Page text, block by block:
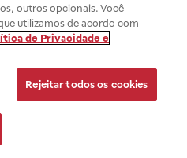
outros opcionais. Você
utilizamos de acordo com
de Privacidade e
Rejeitar todos os cookies